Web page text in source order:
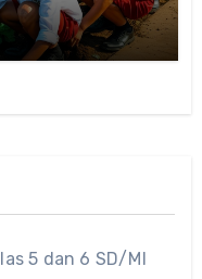
5 dan 6 SD/MI